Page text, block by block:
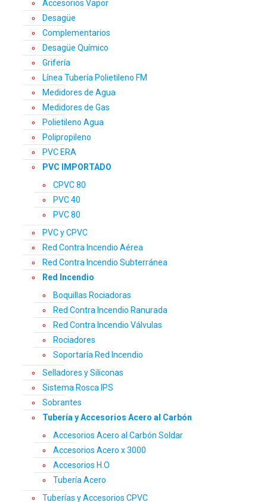
Accesorios Vapor
Desagüe
Complementarios
Desagüe Químico
Grifería
Línea Tubería Polietileno FM
Medidores de Agua
Medidores de Gas
Polietileno Agua
Polipropileno
PVC ERA
PVC IMPORTADO
CPVC 80
PVC 40
PVC 80
PVC y CPVC
Red Contra Incendio Aérea
Red Contra Incendio Subterránea
Red Incendio
Boquillas Rociadoras
Red Contra Incendio Ranurada
Red Contra Incendio Válvulas
Rociadores
Soportaría Red Incendio
Selladores y Siliconas
Sistema Rosca IPS
Sobrantes
Tubería y Accesorios Acero al Carbón
Accesorios Acero al Carbón Soldar
Accesorios Acero x 3000
Accesorios H.O
Tubería Acero
Tuberías y Accesorios CPVC